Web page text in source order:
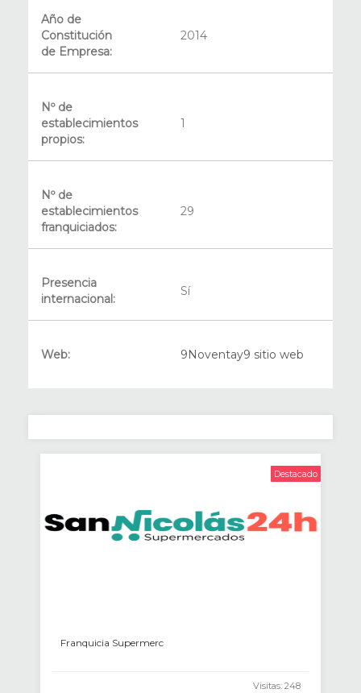
Año de
Constitución
de Empresa:
2014
Nº de
establecimientos
propios:
1
Nº de
establecimientos
franquiciados:
29
Presencia
internacional:
Sí
Web: 9Noventay9 sitio web
Destacado
Franquicia Supermerc
Visitas: 248